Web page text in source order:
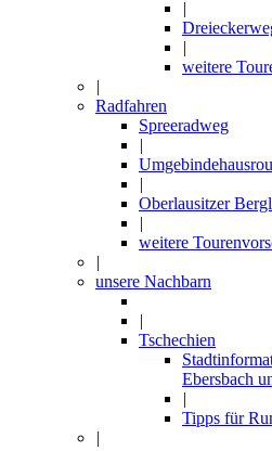
|
|
weitere
|
Radfahren
Spreeradweg
|
|
Oberlausitzer
|
weitere
|
unsere Nachbarn
|
Tschechien
Ebersbach
|
Tipps für
|